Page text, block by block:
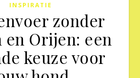
INSPIRATIE
zonder
en Orijen: een
keuze voor